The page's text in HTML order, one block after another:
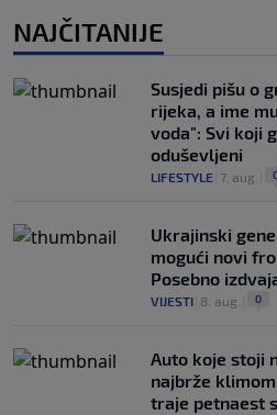
NAJČITANIJE
Susjedi pišu o
rijeka, a ime
voda": Svi koji
oduševljeni
LIFESTYLE 7. aug.
Ukrajinski
mogući novi
Posebno
VIJESTI 8. aug. 0
Auto koje stoji
najbrže
traje petnaest